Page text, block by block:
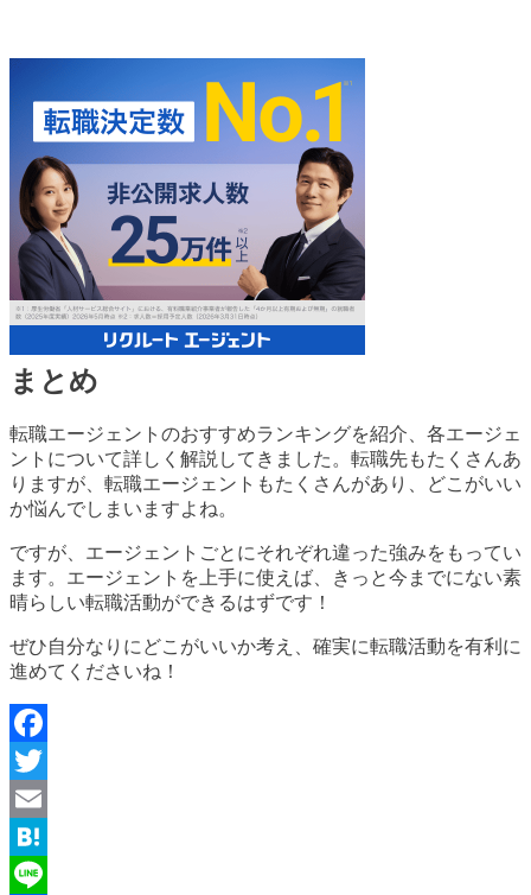
まとめ
転職エージェントのおすすめランキングを紹介、各エージェ
ントについて詳しく解説してきました。転職先もたくさんあ
りますが、転職エージェントもたくさんがあり、どこがいい
か悩んでしまいますよね。
ですが、エージェントごとにそれぞれ違った強みをもってい
ます。エージェントを上手に使えば、きっと今までにない素
晴らしい転職活動ができるはずです！
ぜひ自分なりにどこがいいか考え、確実に転職活動を有利に
進めてくださいね！
Facebook
Twitter
Email
Hatena